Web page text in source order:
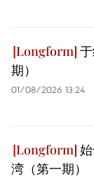
期）
01/08/2026 13:24
湾（第一期）